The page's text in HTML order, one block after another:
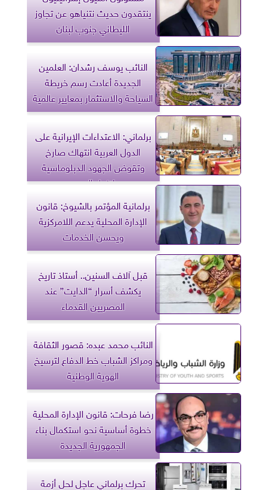
ينتقدون حديث نتنياهو عن تجاوز
الليطاني جنوب لبنان
النائب يوسف رشدان: العلمين
الجديدة أعادت رسم خريطة
السياحة والاستثمار بمعايير عالمية
برلماني: الاعتداءات الإيرانية على
الدول العربية انتهاك صارخ
وتقوض الجهود الدبلوماسية
لإنهاء الحرب
برلمانية المؤتمر بالشيوخ: قانون
الإدارة المحلية يدعم اللامركزية
ويحسن الخدمات
قبل آلاف السنين.. أستاذ تاريخ
يكشف أسرار “الدايت” عند
المصريين القدماء
النائب محمد عبده: قصور الثقافة
ومراكز الشباب خط الدفاع لترسيخ
الهوية الوطنية
رضا فرحات: قانون الإدارة المحلية
خطوة أساسية نحو استكمال بناء
الجمهورية الجديدة
تحرك برلماني عاجل لحل أزمة